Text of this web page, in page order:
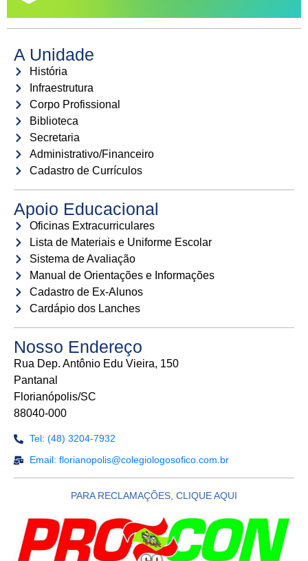
A Unidade
História
Infraestrutura
Corpo Profissional
Biblioteca
Secretaria
Administrativo/Financeiro
Cadastro de Currículos
Apoio Educacional
Oficinas Extracurriculares
Lista de Materiais e Uniforme Escolar
Sistema de Avaliação
Manual de Orientações e Informações
Cadastro de Ex-Alunos
Cardápio dos Lanches
Nosso Endereço
Rua Dep. Antônio Edu Vieira, 150
Pantanal
Florianópolis/SC
88040-000
Tel: (48) 3204-7932
Email: florianopolis@colegiologosofico.com.br
PARA RECLAMAÇÕES, CLIQUE AQUI